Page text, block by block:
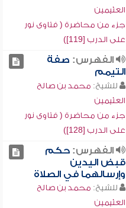
العثيمين
جزء من محاضرة ( فتاوى نور
على الدرب [119])
الفهرس: صفة
التيمم
للشيخ: محمد بن صالح
العثيمين
جزء من محاضرة ( فتاوى نور
على الدرب [128])
الفهرس:حكم
قبض اليدين
وإرسالهما في الصلاة
للشيخ: محمد بن صالح
العثيمين